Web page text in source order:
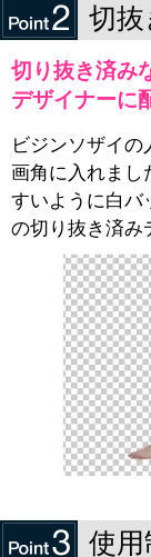
切抜
切り抜き済み
デザイナーに
ビジンソザイ
画角に入れまし
すいように白バ
の切り抜き済み
使用